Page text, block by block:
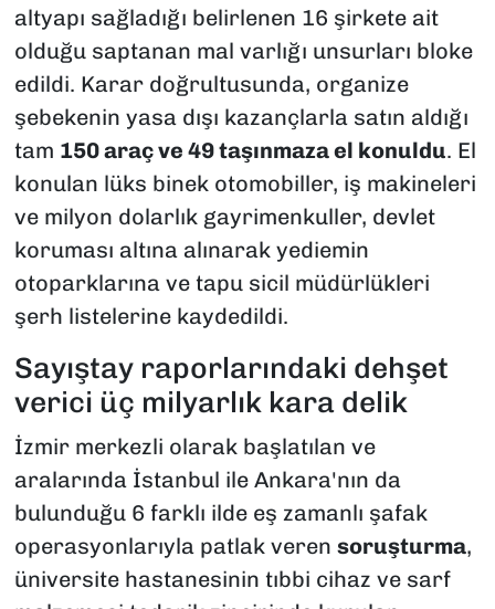
altyapı sağladığı belirlenen 16 şirkete ait
olduğu saptanan mal varlığı unsurları bloke
edildi. Karar doğrultusunda, organize
şebekenin yasa dışı kazançlarla satın aldığı
tam 150 araç ve 49 taşınmaza el konuldu. El
konulan lüks binek otomobiller, iş makineleri
ve milyon dolarlık gayrimenkuller, devlet
koruması altına alınarak yediemin
otoparklarına ve tapu sicil müdürlükleri
şerh listelerine kaydedildi.
Sayıştay raporlarındaki dehşet
verici üç milyarlık kara delik
İzmir merkezli olarak başlatılan ve
aralarında İstanbul ile Ankara'nın da
bulunduğu 6 farklı ilde eş zamanlı şafak
operasyonlarıyla patlak veren soruşturma,
üniversite hastanesinin tıbbi cihaz ve sarf